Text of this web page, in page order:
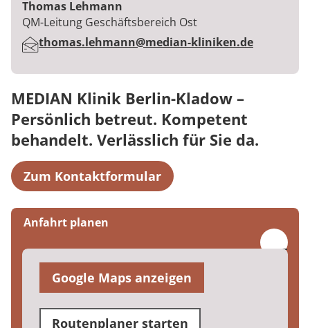
Thomas Lehmann
Berufstitel:
QM-Leitung Geschäftsbereich Ost
E-Mail:thomas.lehmann@median-kliniken.de
MEDIAN Klinik Berlin-Kladow –
Persönlich betreut. Kompetent
behandelt. Verlässlich für Sie da.
Zum Kontaktformular
Anfahrt planen
Google Maps anzeigen
Routenplaner starten